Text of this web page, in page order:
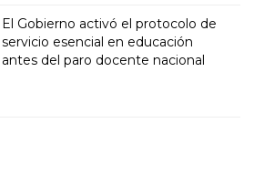
El Gobierno activó el protocolo de
servicio esencial en educación
antes del paro docente nacional